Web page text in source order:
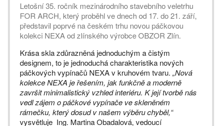
Letošní 35. ročník mezinárodního stavebního veletrhu
FOR ARCH, který proběhl ve dnech od 17. do 21. září,
představil poprvé na českém trhu novou páčkovou
kolekci NEXA od zlínského výrobce OBZOR Zlín.
Krása skla zdůrazněná jednoduchým a čistým
designem, to je jednoduchá charakteristika nových
páčkových vypínačů NEXA v kruhovém tvaru. „Nová
kolekce NEXA je řešením, jak funkčně a moderně
završit minimalistický vzhled interiéru. K její tvorbě nás
vedl zájem o páčkové vypínače ve skleněném
rámečku, který dosud v našem výběru chyběl,“
vysvětluje Ing. Martina Obadalová, vedoucí